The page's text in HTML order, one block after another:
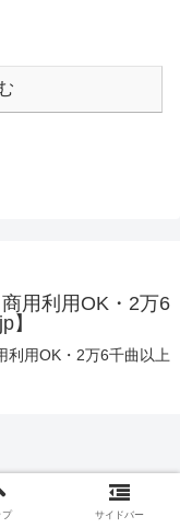
用利用OK・2万6
】
利用OK・2万6千曲以上
プ サイドバー